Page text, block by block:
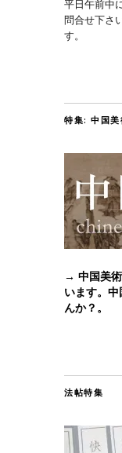
平日午前中
問合せ下さ
す。
特集: 中国美
→ 中国美
います。
んか？。
法帖特集